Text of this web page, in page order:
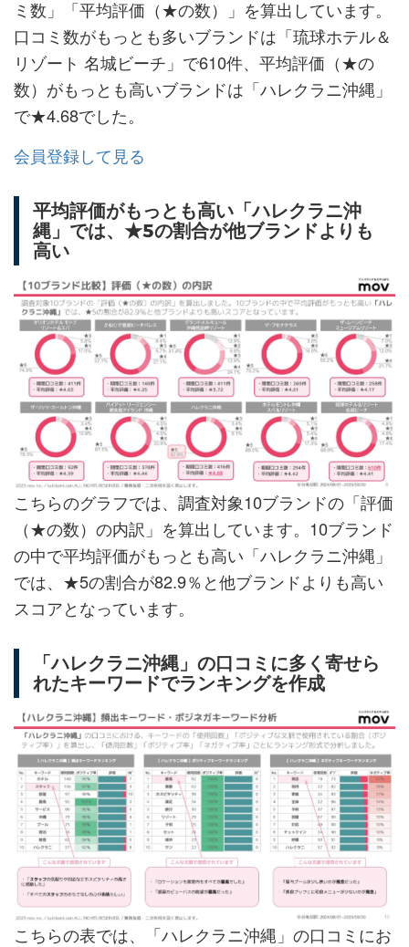
ミ数」「平均評価（★の数）」を算出しています。
口コミ数がもっとも多いブランドは「琉球ホテル＆
リゾート 名城ビーチ」で610件、平均評価（★の
数）がもっとも高いブランドは「ハレクラニ沖縄」
で★4.68でした。
会員登録して見る
平均評価がもっとも高い「ハレクラニ沖
縄」では、★5の割合が他ブランドよりも
高い
こちらのグラフでは、調査対象10ブランドの「評価
（★の数）の内訳」を算出しています。10ブランド
の中で平均評価がもっとも高い「ハレクラニ沖縄」
では、★5の割合が82.9％と他ブランドよりも高い
スコアとなっています。
「ハレクラニ沖縄」の口コミに多く寄せら
れたキーワードでランキングを作成
こちらの表では、「ハレクラニ沖縄」の口コミにお